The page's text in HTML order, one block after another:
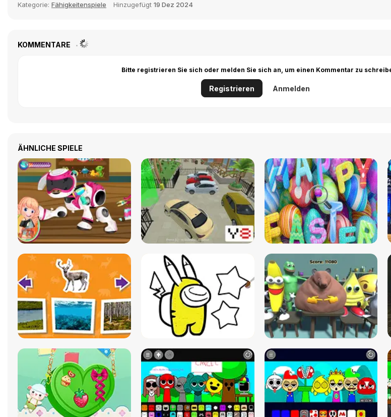
Kategorie: Fähigkeitenspiele Hinzugefügt 19 Dez 2024
KOMMENTARE
Bitte registrieren Sie sich oder melden Sie sich an, um einen Kommentar zu
Registrieren Anmelden
ÄHNLICHE SPIELE